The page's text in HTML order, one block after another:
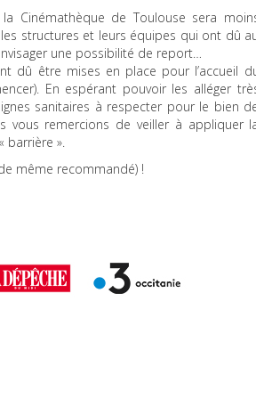
Cinémathèque de Toulouse sera
structures et leurs équipes qui ont dû
une possibilité de report…
dû être mises en place pour l’accueil
En espérant pouvoir les alléger
sanitaires à respecter pour le bien
vous remercions de veiller à appliquer
barrière ».
même recommandé) !